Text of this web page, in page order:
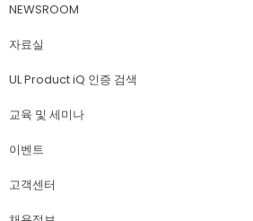
NEWSROOM
자료실
UL Product iQ 인증 검색
교육 및 세미나
이벤트
고객센터